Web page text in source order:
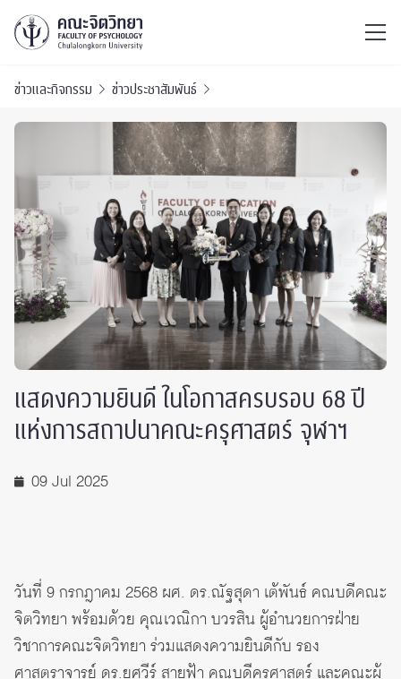
ข่าวและกิจกรรม ข่าวประชาสัมพันธ์
แสดงความยินดี ในโอกาสครบรอบ 68 ปี
แห่งการสถาปนาคณะครุศาสตร์ จุฬาฯ
09 Jul 2025
วันที่ 9 กรกฎาคม 2568 ผศ. ดร.ณัฐสุดา เต้พันธ์ คณบดีคณะ
จิตวิทยา พร้อมด้วย คุณเวณิกา บวรสิน ผู้อำนวยการฝ่าย
วิชาการคณะจิตวิทยา ร่วมแสดงความยินดีกับ รอง
ศาสตราจารย์ ดร.ยศวีร์ สายฟ้า คณบดีครุศาสตร์ และคณะผู้